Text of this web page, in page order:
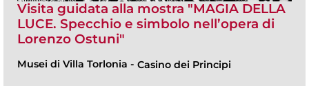
Visita guidata alla mostra "MAGIA DELLA
LUCE. Specchio e simbolo nell’opera di
Lorenzo Ostuni"
Musei di Villa Torlonia - Casino dei Principi